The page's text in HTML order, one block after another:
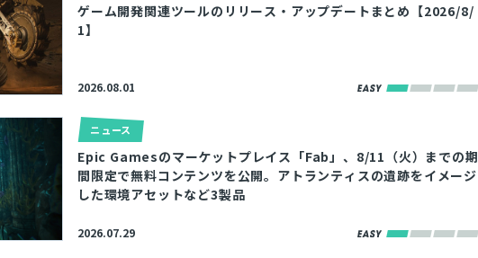
ゲーム開発関連ツールのリリース・アップデートまとめ【2026/8/
1】
2026.08.01
ニュース
Epic Gamesのマーケットプレイス「Fab」、8/11（火）までの期
間限定で無料コンテンツを公開。アトランティスの遺跡をイメージ
した環境アセットなど3製品
2026.07.29